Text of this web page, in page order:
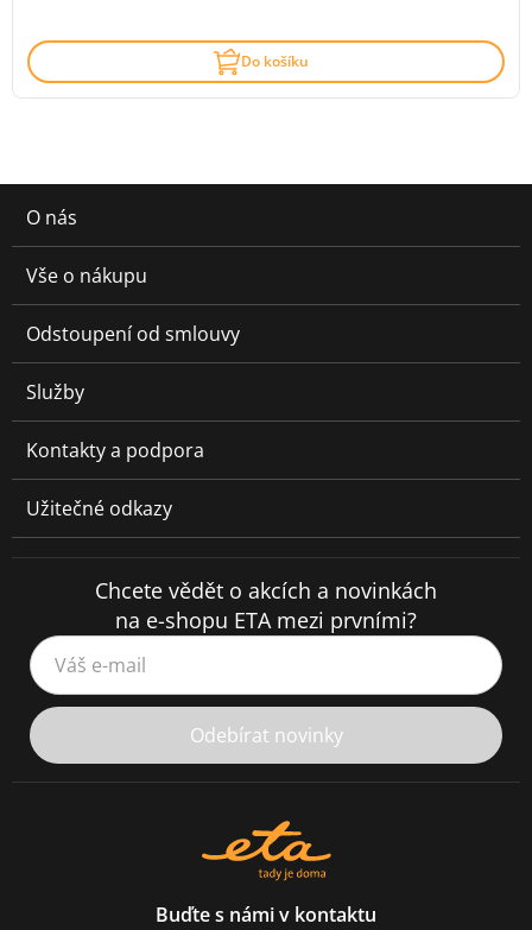
Do košíku
O nás
Vše o nákupu
Odstoupení od smlouvy
Služby
Kontakty a podpora
Užitečné odkazy
Chcete vědět o akcích a novinkách
na e-shopu ETA mezi prvními?
Váš e-mail
Odebírat novinky
Buďte s námi v kontaktu